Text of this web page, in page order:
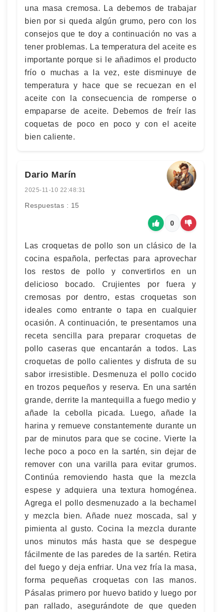
una masa cremosa. La debemos de trabajar
bien por si queda algún grumo, pero con los
consejos que te doy a continuación no vas a
tener problemas. La temperatura del aceite es
importante porque si le añadimos el producto
frío o muchas a la vez, este disminuye de
temperatura y hace que se recuezan en el
aceite con la consecuencia de romperse o
empaparse de aceite. Debemos de freír las
coquetas de poco en poco y con el aceite
bien caliente.
Dario Marín
2025-11-10 22:48:31
Respuestas : 15
0
Las croquetas de pollo son un clásico de la
cocina española, perfectas para aprovechar
los restos de pollo y convertirlos en un
delicioso bocado. Crujientes por fuera y
cremosas por dentro, estas croquetas son
ideales como entrante o tapa en cualquier
ocasión. A continuación, te presentamos una
receta sencilla para preparar croquetas de
pollo caseras que encantarán a todos. Las
croquetas de pollo calientes y disfruta de su
sabor irresistible. Desmenuza el pollo cocido
en trozos pequeños y reserva. En una sartén
grande, derrite la mantequilla a fuego medio y
añade la cebolla picada. Luego, añade la
harina y remueve constantemente durante un
par de minutos para que se cocine. Vierte la
leche poco a poco en la sartén, sin dejar de
remover con una varilla para evitar grumos.
Continúa removiendo hasta que la mezcla
espese y adquiera una textura homogénea.
Agrega el pollo desmenuzado a la bechamel
y mezcla bien. Añade nuez moscada, sal y
pimienta al gusto. Cocina la mezcla durante
unos minutos más hasta que se despegue
fácilmente de las paredes de la sartén. Retira
del fuego y deja enfriar. Una vez fría la masa,
forma pequeñas croquetas con las manos.
Pásalas primero por huevo batido y luego por
pan rallado, asegurándote de que queden